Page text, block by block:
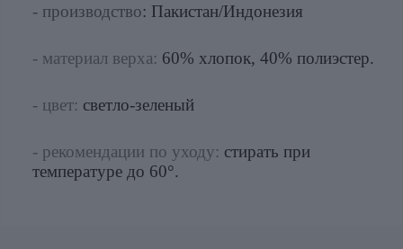
- производство: Пакистан/Индонезия
- материал верха: 60% хлопок, 40% полиэстер.
- цвет: светло-зеленый
- рекомендации по уходу: стирать при
температуре до 60°.